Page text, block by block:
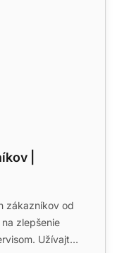
|
zákazníkov od
zlepšenie
Užívajte